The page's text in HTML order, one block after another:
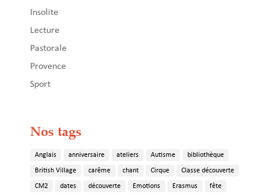
Insolite
Lecture
Pastorale
Provence
Sport
Nos tags
Anglais anniversaire ateliers Autisme bibliothèque
British Village carême chant Cirque Classe découverte
CM2 dates découverte Emotions Erasmus fête